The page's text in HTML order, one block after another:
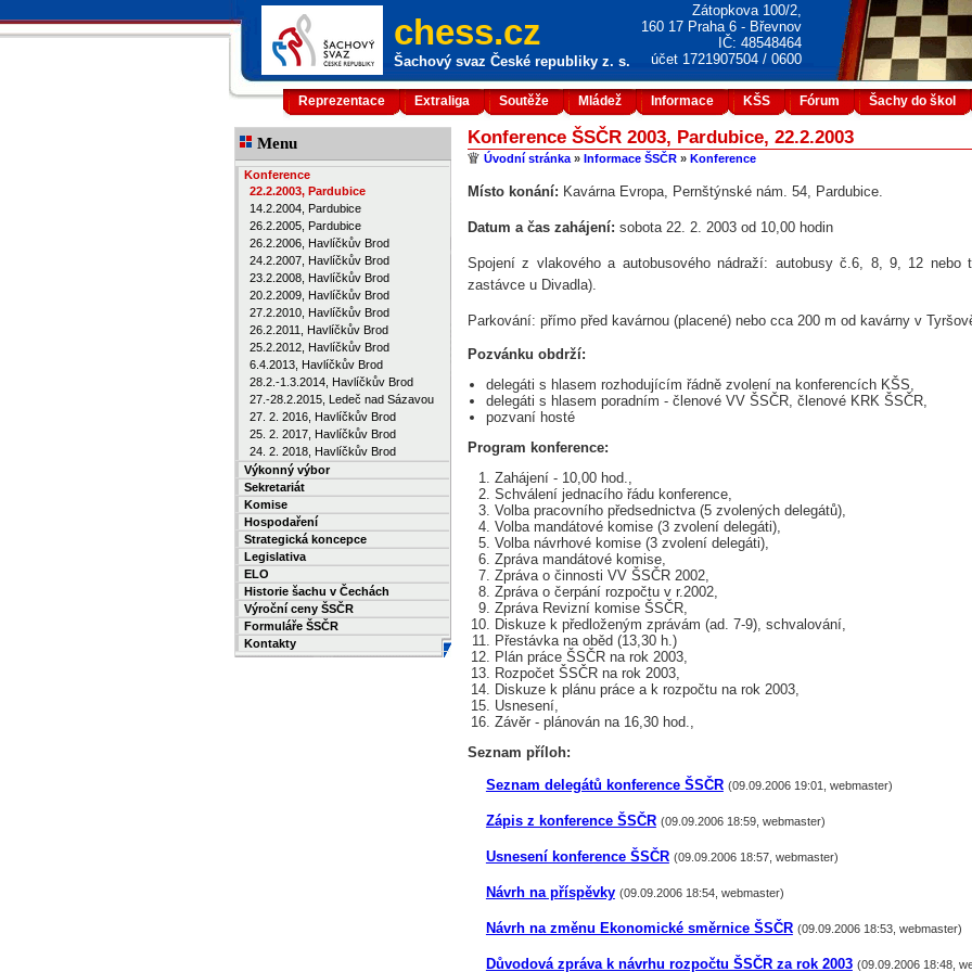
chess.cz
Šachový svaz České republiky z. s.
Zátopkova 100/2,
160 17 Praha 6 - Břevnov
IČ: 48548464
účet 1721907504 / 0600
Reprezentace Extraliga Soutěže Mládež Informace KŠS Fórum Šachy do škol
Menu
Konference
22.2.2003, Pardubice
14.2.2004, Pardubice
26.2.2005, Pardubice
26.2.2006, Havlíčkův Brod
24.2.2007, Havlíčkův Brod
23.2.2008, Havlíčkův Brod
20.2.2009, Havlíčkův Brod
27.2.2010, Havlíčkův Brod
26.2.2011, Havlíčkův Brod
25.2.2012, Havlíčkův Brod
6.4.2013, Havlíčkův Brod
28.2.-1.3.2014, Havlíčkův Brod
27.-28.2.2015, Ledeč nad Sázavou
27. 2. 2016, Havlíčkův Brod
25. 2. 2017, Havlíčkův Brod
24. 2. 2018, Havlíčkův Brod
Výkonný výbor
Sekretariát
Komise
Hospodaření
Strategická koncepce
Legislativa
ELO
Historie šachu v Čechách
Výroční ceny ŠSČR
Formuláře ŠSČR
Kontakty
Konference ŠSČR 2003, Pardubice, 22.2.2003
Úvodní stránka » Informace ŠSČR » Konference
Místo konání: Kavárna Evropa, Pernštýnské nám. 54, Pardubice.
Datum a čas zahájení: sobota 22. 2. 2003 od 10,00 hodin
Spojení z vlakového a autobusového nádraží: autobusy č.6, 8, 9, 12 nebo
zastávce u Divadla).
Parkování: přímo před kavárnou (placené) nebo cca 200 m od kavárny v
Pozvánku obdrží:
delegáti s hlasem rozhodujícím řádně zvolení na konferencích KŠS,
delegáti s hlasem poradním - členové VV ŠSČR, členové KRK ŠSČR,
pozvaní hosté
Program konference:
Zahájení - 10,00 hod.,
Schválení jednacího řádu konference,
Volba pracovního předsednictva (5 zvolených delegátů),
Volba mandátové komise (3 zvolení delegáti),
Volba návrhové komise (3 zvolení delegáti),
Zpráva mandátové komise,
Zpráva o činnosti VV ŠSČR 2002,
Zpráva o čerpání rozpočtu v r.2002,
Zpráva Revizní komise ŠSČR,
Diskuze k předloženým zprávám (ad. 7-9), schvalování,
Přestávka na oběd (13,30 h.)
Plán práce ŠSČR na rok 2003,
Rozpočet ŠSČR na rok 2003,
Diskuze k plánu práce a k rozpočtu na rok 2003,
Usnesení,
Závěr - plánován na 16,30 hod.,
Seznam příloh:
Seznam delegátů konference ŠSČR (09.09.2006 19:01, webmaster)
Zápis z konference ŠSČR (09.09.2006 18:59, webmaster)
Usnesení konference ŠSČR (09.09.2006 18:57, webmaster)
Návrh na příspěvky (09.09.2006 18:54, webmaster)
Návrh na změnu Ekonomické směrnice ŠSČR (09.09.2006 18:53, webmaster)
Důvodová zpráva k návrhu rozpočtu ŠSČR za rok 2003 (09.09.2006 18:48,